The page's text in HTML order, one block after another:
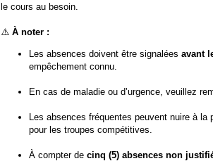
le cours au besoin.
⚠️ À noter :
Les absences doivent être signalées avant
empêchement connu.
En cas de maladie ou d’urgence, veuillez
Les absences fréquentes peuvent nuire à
pour les troupes compétitives.
À compter de cinq (5) absences non